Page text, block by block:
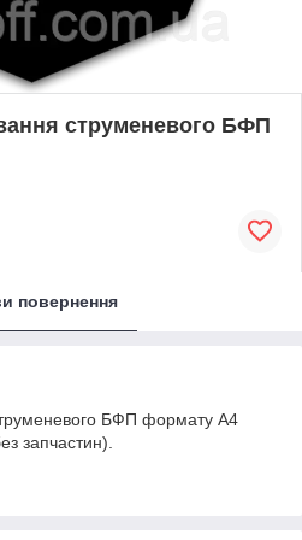
струменевого БФП
повернення
БФП формату А4
запчастин).